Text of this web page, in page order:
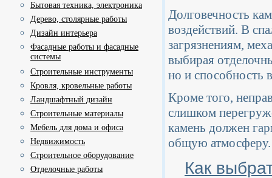
Бытовая техника, электроника
Дерево, столярные работы
Дизайн интерьера
Фасадные работы и фасадные
системы
Строительные инструменты
Кровля, кровельные работы
Ландшафтный дизайн
Строительные материалы
Мебель для дома и офиса
Недвижимость
Строительное оборудование
Отделочные работы
Долговечность
воздействий. В
загрязнениям,
выбирая
но и способность
Кроме того,
слишком
камень должен
общую атмосферу.
Как